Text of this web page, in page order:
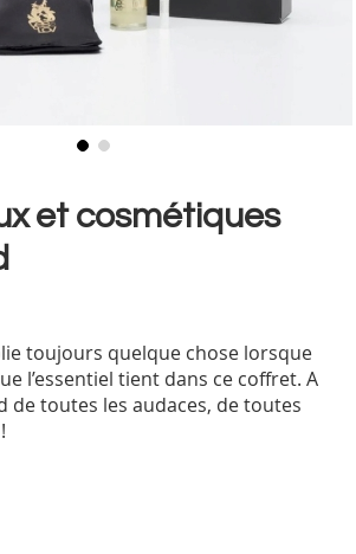
et cosmétiques
toujours quelque chose lorsque
l’essentiel tient dans ce coffret. A
de toutes les audaces, de toutes